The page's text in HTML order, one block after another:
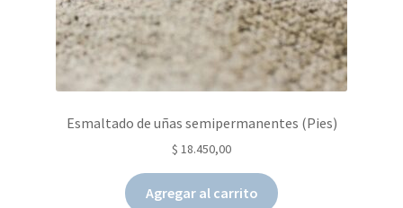
Esmaltado de uñas semipermanentes (Pies)
$ 18.450,00
Agregar al carrito